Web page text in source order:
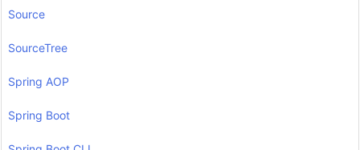
Source
SourceTree
Spring AOP
Spring Boot